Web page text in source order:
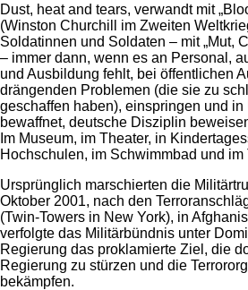
Dust, heat and tears, verwandt mit
(Winston Churchill im Zweiten
Soldatinnen und Soldaten – mit „Mut,
– immer dann, wenn es an Personal,
und Ausbildung fehlt, bei öffentlichen
drängenden Problemen (die sie zu
geschaffen haben), einspringen und in
bewaffnet, deutsche Disziplin
Im Museum, im Theater, in
Hochschulen, im Schwimmbad und im
Ursprünglich marschierten die
Oktober 2001, nach den
(Twin-Towers in New York), in
verfolgte das Militärbündnis unter
Regierung das proklamierte Ziel, die
Regierung zu stürzen und die
bekämpfen.